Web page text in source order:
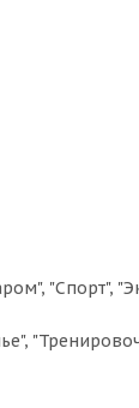
"Спорт",